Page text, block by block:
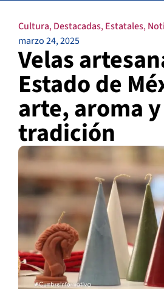
Cultura,Destacadas,Estatales,
marzo 24, 2025
Velas
Estado de
arte, aroma y
tradición